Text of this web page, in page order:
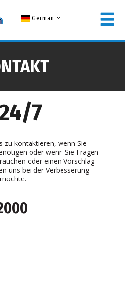
German
JETZT REGISTRIEREN!
7
zu kontaktieren, wenn Sie
oder wenn Sie Fragen
oder einen Vorschlag
uns bei der Verbesserung